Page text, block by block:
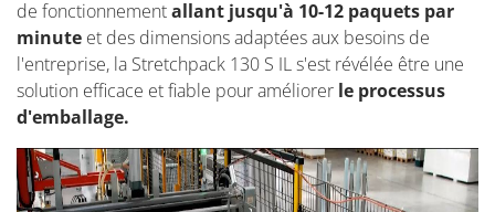
de fonctionnementallant jusqu'à 10-12 paquets par
minute et des dimensions adaptées aux besoins de
l'entreprise, la Stretchpack 130 S IL s'est révélée être une
solution efficace et fiable pour améliorer le processus
d'emballage.